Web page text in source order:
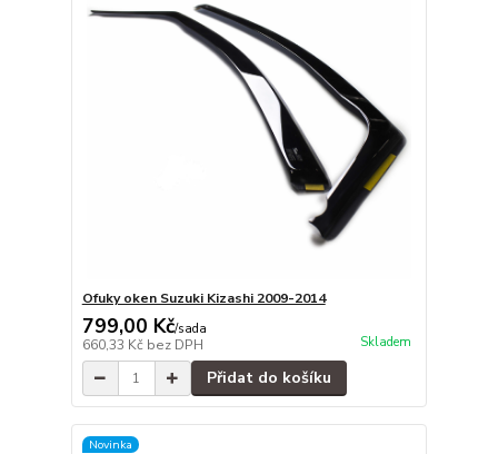
Ofuky oken Suzuki Kizashi 2009-2014
799,00 Kč/sada
660,33 Kč bez DPH Skladem
Přidat do košíku
Novinka